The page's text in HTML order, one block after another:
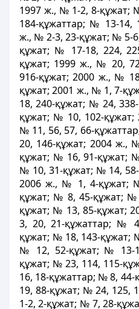
1997 ж., № 1-2, 8-құжат;
184-құжаттар; № 13-14,
ж., № 2-3, 23-құжат; № 5-
құжат; № 17-18, 224,
құжат; 1999 ж., № 20,
916-құжат; 2000 ж., №
құжат; 2001 ж., № 1, 7-
18, 240-құжат; № 24,
құжат; № 10, 102-
№ 11, 56, 57, 66-
20, 146-құжат; 2004 ж.,
құжат; № 16, 91-құжат;
№ 10, 31-құжат; № 14,
2006 ж., № 1, 4-құжат;
құжат; № 8, 45-құжат;
құжат; № 13, 85-құжат;
3, 20, 21-құжаттар; №
құжат; № 18, 143-құжат;
№ 12, 52-құжат; № 13-
құжат; № 23, 114, 115-
16, 18-құжаттар; № 8,
19, 88-құжат; № 24, 125,
1-2, 2-құжат; № 7, 28-